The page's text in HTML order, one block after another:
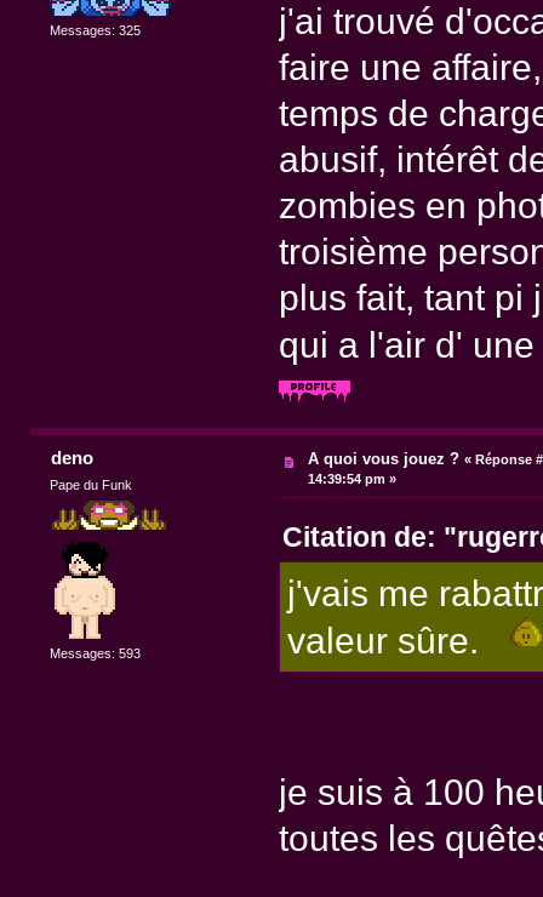
Messages: 325
j'ai trouvé
faire une
temps de
abusif, intérêt
zombies en
troisième
plus fait, tant pi
qui a l'air d'
deno
Pape du Funk
Messages: 593
A quoi vous jouez ? «Réponse
14:39:54 pm »
Citation de:
j'vais me
valeur sûre.
je suis à 100
toutes les